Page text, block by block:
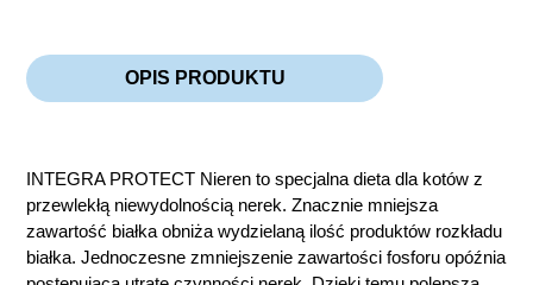
OPIS PRODUKTU
INTEGRA PROTECT Nieren to specjalna dieta dla kotów z
przewlekłą niewydolnością nerek. Znacznie mniejsza
zawartość białka obniża wydzielaną ilość produktów rozkładu
białka. Jednoczesne zmniejszenie zawartości fosforu opóźnia